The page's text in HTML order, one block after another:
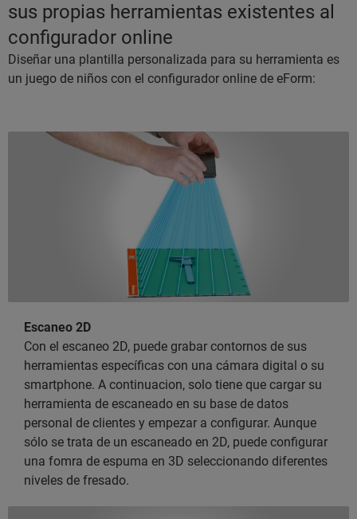
sus propias herramientas existentes al
configurador online
Diseñar una plantilla personalizada para su herramienta es
un juego de niños con el configurador online de eForm:
Escaneo 2D
Con el escaneo 2D, puede grabar contornos de sus
herramientas específicas con una cámara digital o su
smartphone. A continuacion, solo tiene que cargar su
herramienta de escaneado en su base de datos
personal de clientes y empezar a configurar. Aunque
sólo se trata de un escaneado en 2D, puede configurar
una fomra de espuma en 3D seleccionando diferentes
niveles de fresado.